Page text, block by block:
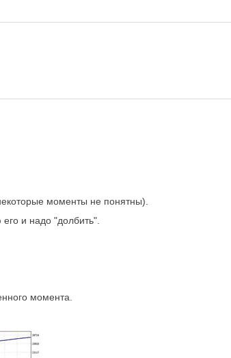
моменты не понятны).
и надо "долбить".
момента.